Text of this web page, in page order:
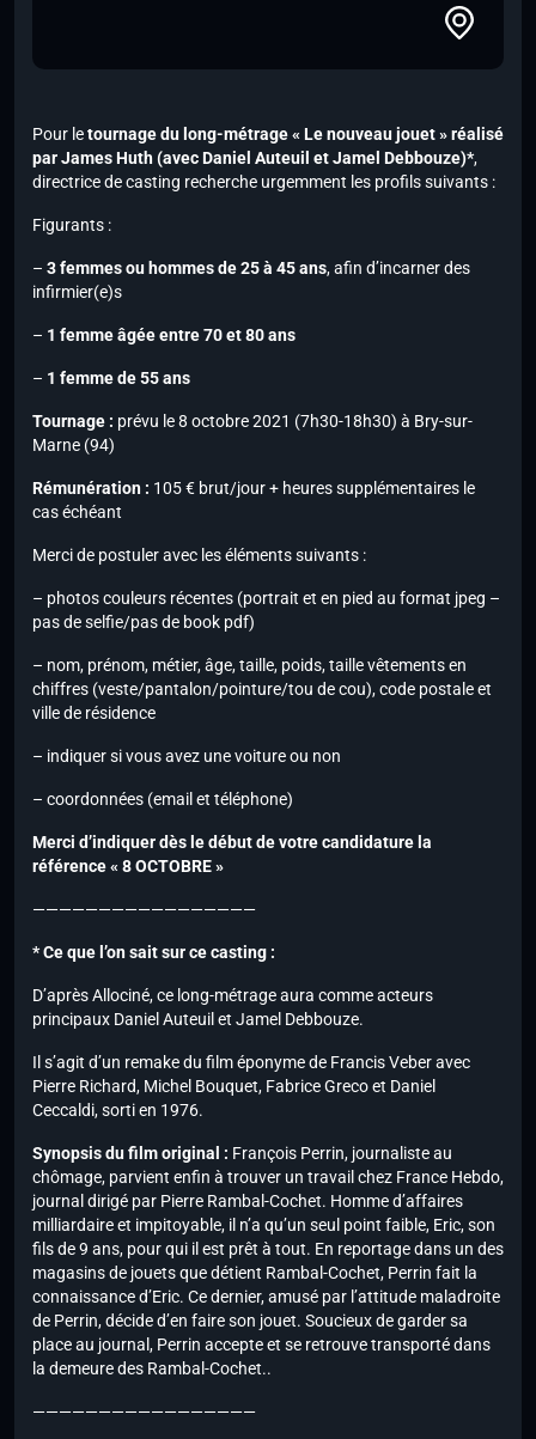
Pour letournage du long-métrage « Le nouveau jouet » réalisé
par James Huth(avec Daniel Auteuil et Jamel Debbouze)*,
directrice de casting recherche urgemment les profils suivants :
Figurants :
– 3 femmes ou hommes de 25 à 45 ans, afin d’incarner des
infirmier(e)s
– 1 femme âgée entre 70 et 80 ans
– 1 femme de 55 ans
Tournage : prévu le 8 octobre 2021 (7h30-18h30) à Bry-sur-
Marne (94)
Rémunération : 105 € brut/jour + heures supplémentaires le
cas échéant
Merci de postuler avec les éléments suivants :
– photos couleurs récentes (portrait et en pied au format jpeg –
pas de selfie/pas de book pdf)
– nom, prénom, métier, âge, taille, poids, taille vêtements en
chiffres (veste/pantalon/pointure/tou de cou), code postale et
ville de résidence
– indiquer si vous avez une voiture ou non
– coordonnées (email et téléphone)
Merci d’indiquer dès le début de votre candidature la
référence « 8 OCTOBRE »
—————————————————
* Ce que l’on sait sur ce casting :
D’après Allociné, ce long-métrage aura comme acteurs
principaux Daniel Auteuil et Jamel Debbouze.
Il s’agit d’un remake du film éponyme de Francis Veber avec
Pierre Richard, Michel Bouquet, Fabrice Greco et Daniel
Ceccaldi, sorti en 1976.
Synopsis du film original : François Perrin, journaliste au
chômage, parvient enfin à trouver un travail chez France Hebdo,
journal dirigé par Pierre Rambal-Cochet. Homme d’affaires
milliardaire et impitoyable, il n’a qu’un seul point faible, Eric, son
fils de 9 ans, pour qui il est prêt à tout. En reportage dans un des
magasins de jouets que détient Rambal-Cochet, Perrin fait la
connaissance d’Eric. Ce dernier, amusé par l’attitude maladroite
de Perrin, décide d’en faire son jouet. Soucieux de garder sa
place au journal, Perrin accepte et se retrouve transporté dans
la demeure des Rambal-Cochet..
—————————————————